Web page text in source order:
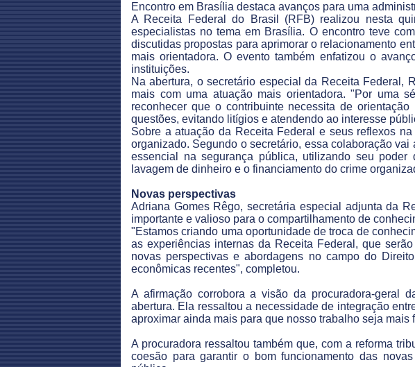
Encontro em Brasília destaca avanços para uma
A Receita Federal do Brasil (RFB) realizou nesta
especialistas no tema em Brasília. O encontro teve
discutidas propostas para aprimorar o relacionamento
mais orientadora. O evento também enfatizou o
instituições.
Na abertura, o secretário especial da Receita Federal,
mais com uma atuação mais orientadora. "Por uma
reconhecer que o contribuinte necessita de
questões, evitando litígios e atendendo ao interesse
Sobre a atuação da Receita Federal e seus reflexos
organizado. Segundo o secretário, essa colaboração
essencial na segurança pública, utilizando seu
lavagem de dinheiro e o financiamento do crime
Novas perspectivas
Adriana Gomes Rêgo, secretária especial adjunta da
importante e valioso para o compartilhamento de
"Estamos criando uma oportunidade de troca de
as experiências internas da Receita Federal, que
novas perspectivas e abordagens no campo do
econômicas recentes", completou.
A afirmação corrobora a visão da procuradora-geral
abertura. Ela ressaltou a necessidade de integração
aproximar ainda mais para que nosso trabalho seja
A procuradora ressaltou também que, com a reforma
coesão para garantir o bom funcionamento das